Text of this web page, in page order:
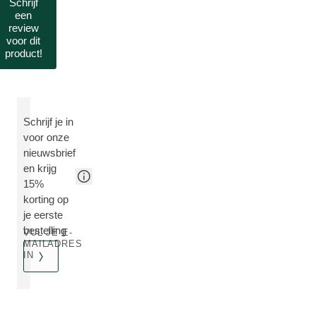
Schrijf
een
review
voor dit
product!
Schrijf je in
voor onze
nieuwsbrief
en krijg
15%
korting op
je eerste
bestelling
VUL JE E-
MAILADRES
IN